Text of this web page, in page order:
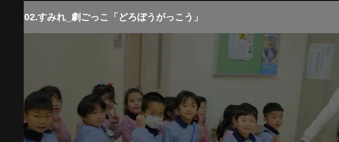
02.すみれ_劇ごっこ「どろぼうがっこう」